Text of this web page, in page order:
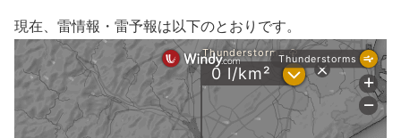
現在、雷情報・雷予報は以下のとおりです。